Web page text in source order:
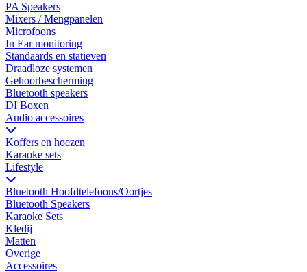
PA Speakers
Mixers / Mengpanelen
Microfoons
In Ear monitoring
Standaards en statieven
Draadloze systemen
Gehoorbescherming
Bluetooth speakers
DI Boxen
Audio accessoires
Koffers en hoezen
Karaoke sets
Lifestyle
Bluetooth Hoofdtelefoons/Oortjes
Bluetooth Speakers
Karaoke Sets
Kledij
Matten
Overige
Accessoires